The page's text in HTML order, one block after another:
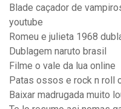
Blade caçador de
youtube
Romeu e julieta 1968
Dublagem naruto brasil
Filme o vale da lua online
Patas ossos e rock n roll
Baixar madrugada muito